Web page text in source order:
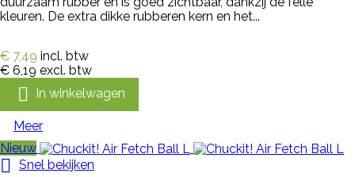
kleuren. De extra dikke rubberen kern en het...
€ 7,49 incl. btw
€ 6,19 excl. btw
 In winkelwagen
Meer
Nieuw
 Snel bekijken